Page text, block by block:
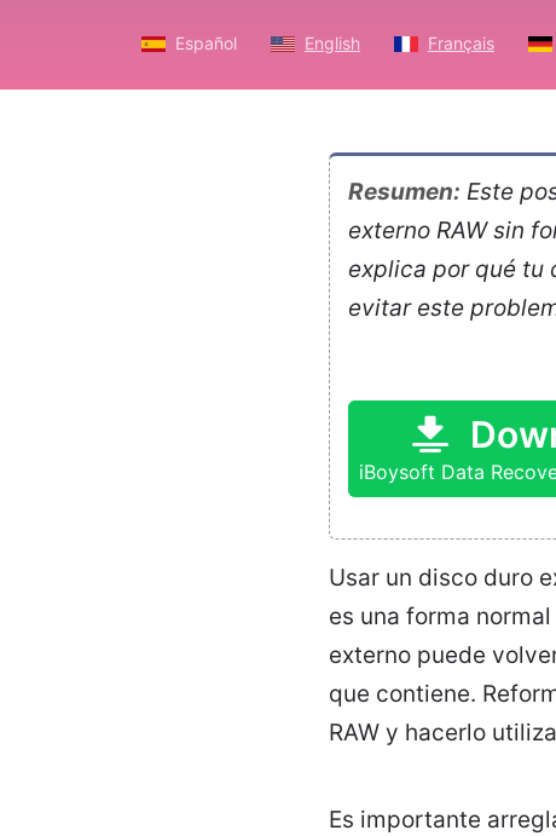
Español English Français
Resumen: Este
externo RAW sin
explica por qué tu
evitar este
iBoysoft Data
Usar un disco duro
es una forma
externo puede
que contiene.
RAW y hacerlo
Es importante